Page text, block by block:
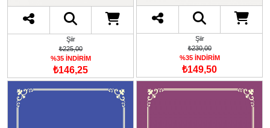
Şiir
₺225,00
%35 İNDİRİM
₺146,25
Şiir
₺230,00
%35 İNDİRİM
₺149,50